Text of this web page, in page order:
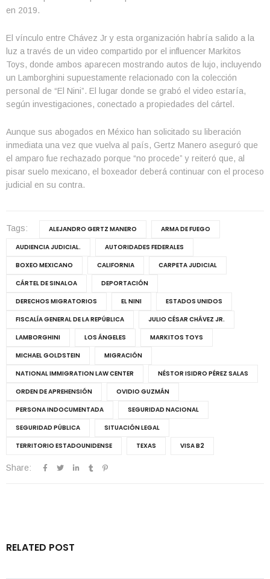
en 2019.
El vínculo entre Chávez Jr y esta organización habría salido a la
luz a través de un video compartido por el influencer Markitos
Toys, donde ambos aparecen mostrando autos de lujo, incluyendo
un Lamborghini supuestamente relacionado con la colección
personal de “El Nini”. El lugar donde se grabó el video estaría,
según investigaciones, conectado a propiedades del cártel.
Aunque sus abogados en México han solicitado su liberación
inmediata una vez que vuelva al país, Gertz Manero aseguró que
el amparo fue rechazado porque “no procede” y reiteró que, al
pisar suelo mexicano, el boxeador deberá continuar con el proceso
judicial en su contra.
Tags: ALEJANDRO GERTZ MANERO
ARMA DE FUEGO
AUDIENCIA JUDICIAL.
AUTORIDADES FEDERALES
BOXEO MEXICANO
CALIFORNIA
CARPETA JUDICIAL
CÁRTEL DE SINALOA
DEPORTACIÓN
DERECHOS MIGRATORIOS
EL NINI
ESTADOS UNIDOS
FISCALÍA GENERAL DE LA REPÚBLICA
JULIO CÉSAR CHÁVEZ JR.
LAMBORGHINI
LOS ÁNGELES
MARKITOS TOYS
MICHAEL GOLDSTEIN
MIGRACIÓN
NATIONAL IMMIGRATION LAW CENTER
NÉSTOR ISIDRO PÉREZ SALAS
ORDEN DE APREHENSIÓN
OVIDIO GUZMÁN
PERSONA INDOCUMENTADA
SEGURIDAD NACIONAL
SEGURIDAD PÚBLICA
SITUACIÓN LEGAL
TERRITORIO ESTADOUNIDENSE
TEXAS VISA B2
Share:
RELATED POST